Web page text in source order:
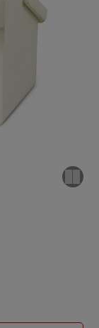
続きへ